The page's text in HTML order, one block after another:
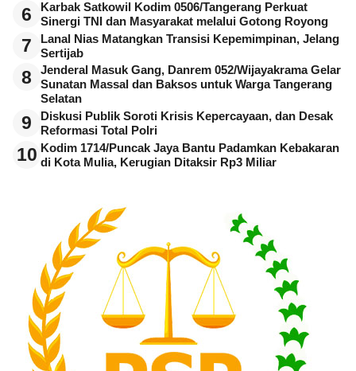
6
Karbak Satkowil Kodim 0506/Tangerang Perkuat
Sinergi TNI dan Masyarakat melalui Gotong Royong
7
Lanal Nias Matangkan Transisi Kepemimpinan, Jelang
Sertijab
8
Jenderal Masuk Gang, Danrem 052/Wijayakrama Gelar
Sunatan Massal dan Baksos untuk Warga Tangerang
Selatan
9
Diskusi Publik Soroti Krisis Kepercayaan, dan Desak
Reformasi Total Polri
10 Kodim 1714/Puncak Jaya Bantu Padamkan Kebakaran
di Kota Mulia, Kerugian Ditaksir Rp3 Miliar